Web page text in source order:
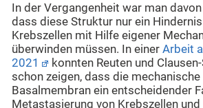
In der Vergangenheit war man
dass diese Struktur nur ein
Krebszellen mit Hilfe eigener
überwinden müssen. In einer Arbeit
2021
konnten Reuten und
schon zeigen, dass die
Basalmembran ein entscheidender
Metastasierung von Krebszellen